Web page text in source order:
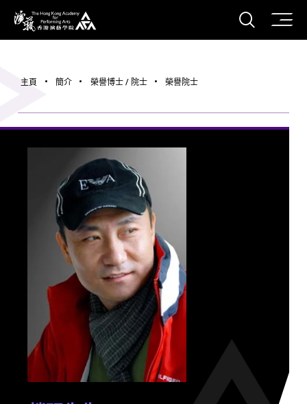
香港演藝學院
打開
主頁 簡介 榮譽博士 / 院士 榮譽院士